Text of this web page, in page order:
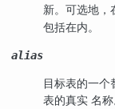
新。可选地，
包括在内。
alias
目标表的一
表的真实 名